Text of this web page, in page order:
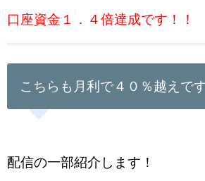
口座資金１．４倍達成です！！
こちらも月利で４０％越えです
配信の一部紹介します！